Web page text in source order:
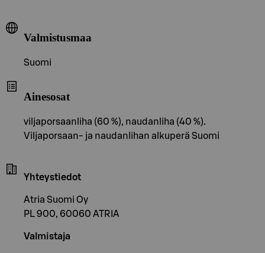
Valmistusmaa
Suomi
Ainesosat
viljaporsaanliha (60 %), naudanliha (40 %).
Viljaporsaan- ja naudanlihan alkuperä Suomi
Yhteystiedot
Atria Suomi Oy
PL 900, 60060 ATRIA
Valmistaja